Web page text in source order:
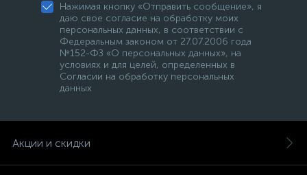
Нажимая кнопку «Отправить сообщение», я
даю свое согласие на обработку моих
персональных данных, в соответствии с
Федеральным законом от 27.07.2006 года
№152-ФЗ «О персональных данных», на
условиях и для целей, определенных в
Согласии на обработку персональных
данных
Акции и скидки